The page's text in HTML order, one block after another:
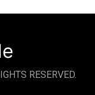
RESERVED.